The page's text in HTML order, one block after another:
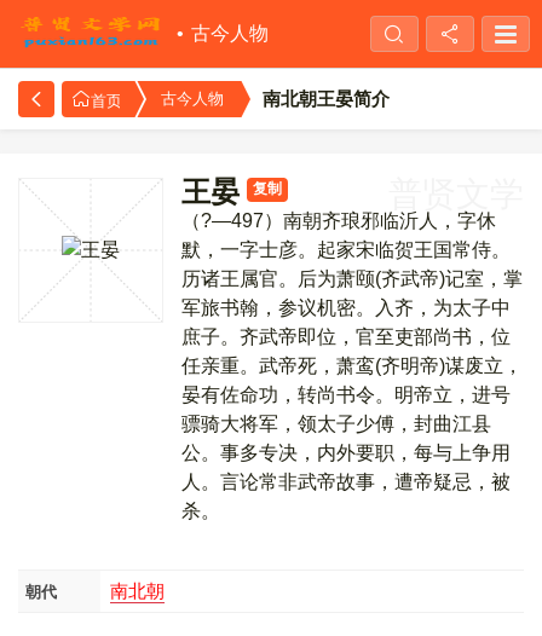
古今人物
首页 古今人物 南北朝王晏简介
王晏 复制
（?—497）南朝齐琅邪临沂人，字休
默，一字士彦。起家宋临贺王国常侍。
历诸王属官。后为萧颐(齐武帝)记室，掌
军旅书翰，参议机密。入齐，为太子中
庶子。齐武帝即位，官至吏部尚书，位
任亲重。武帝死，萧鸾(齐明帝)谋废立，
晏有佐命功，转尚书令。明帝立，进号
骠骑大将军，领太子少傅，封曲江县
公。事多专决，内外要职，每与上争用
人。言论常非武帝故事，遭帝疑忌，被
杀。
朝代 南北朝